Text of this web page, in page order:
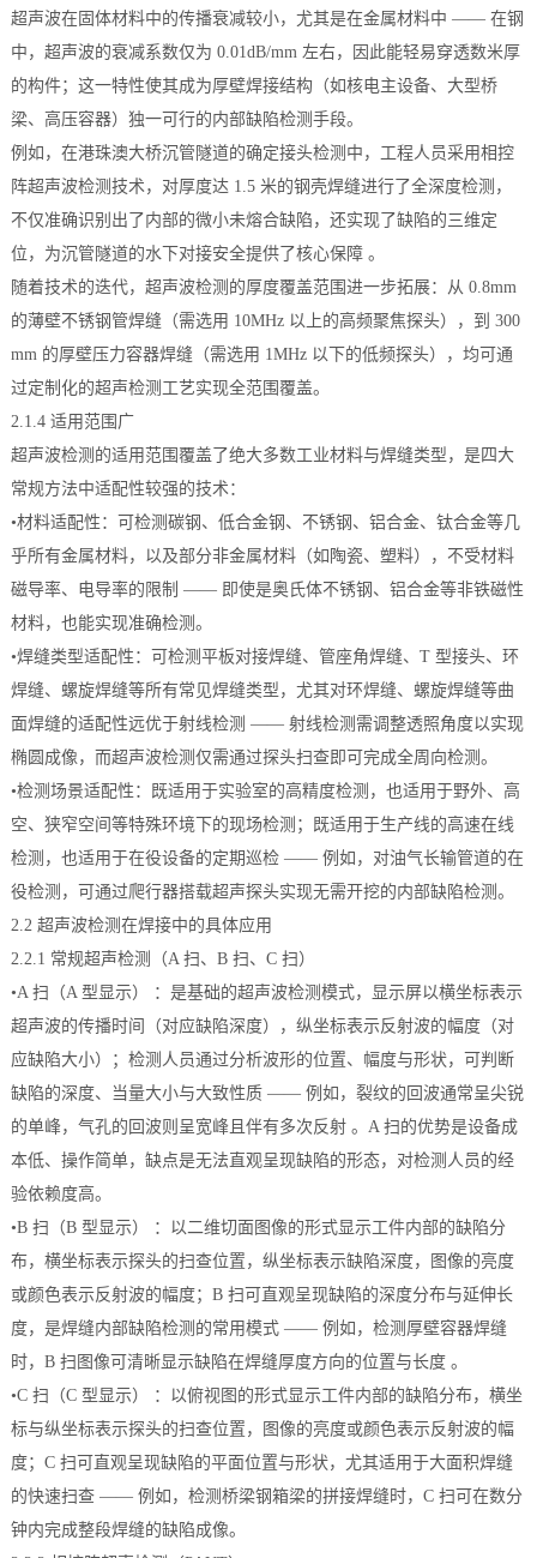
超声波在固体材料中的传播衰减较小，尤其是在金属材料中 —— 在钢
中，超声波的衰减系数仅为 0.01dB/mm 左右，因此能轻易穿透数米厚
的构件；这一特性使其成为厚壁焊接结构（如核电主设备、大型桥
梁、高压容器）独一可行的内部缺陷检测手段。
例如，在港珠澳大桥沉管隧道的确定接头检测中，工程人员采用相控
阵超声波检测技术，对厚度达 1.5 米的钢壳焊缝进行了全深度检测，
不仅准确识别出了内部的微小未熔合缺陷，还实现了缺陷的三维定
位，为沉管隧道的水下对接安全提供了核心保障 。
随着技术的迭代，超声波检测的厚度覆盖范围进一步拓展：从 0.8mm
的薄壁不锈钢管焊缝（需选用 10MHz 以上的高频聚焦探头），到 300
mm 的厚壁压力容器焊缝（需选用 1MHz 以下的低频探头），均可通
过定制化的超声检测工艺实现全范围覆盖。
2.1.4 适用范围广
超声波检测的适用范围覆盖了绝大多数工业材料与焊缝类型，是四大
常规方法中适配性较强的技术：
•材料适配性：可检测碳钢、低合金钢、不锈钢、铝合金、钛合金等几
乎所有金属材料，以及部分非金属材料（如陶瓷、塑料），不受材料
磁导率、电导率的限制 —— 即使是奥氏体不锈钢、铝合金等非铁磁性
材料，也能实现准确检测。
•焊缝类型适配性：可检测平板对接焊缝、管座角焊缝、T 型接头、环
焊缝、螺旋焊缝等所有常见焊缝类型，尤其对环焊缝、螺旋焊缝等曲
面焊缝的适配性远优于射线检测 —— 射线检测需调整透照角度以实现
椭圆成像，而超声波检测仅需通过探头扫查即可完成全周向检测。
•检测场景适配性：既适用于实验室的高精度检测，也适用于野外、高
空、狭窄空间等特殊环境下的现场检测；既适用于生产线的高速在线
检测，也适用于在役设备的定期巡检 —— 例如，对油气长输管道的在
役检测，可通过爬行器搭载超声探头实现无需开挖的内部缺陷检测。
2.2 超声波检测在焊接中的具体应用
2.2.1 常规超声检测（A 扫、B 扫、C 扫）
•A 扫（A 型显示） ：是基础的超声波检测模式，显示屏以横坐标表示
超声波的传播时间（对应缺陷深度），纵坐标表示反射波的幅度（对
应缺陷大小）；检测人员通过分析波形的位置、幅度与形状，可判断
缺陷的深度、当量大小与大致性质 —— 例如，裂纹的回波通常呈尖锐
的单峰，气孔的回波则呈宽峰且伴有多次反射 。A 扫的优势是设备成
本低、操作简单，缺点是无法直观呈现缺陷的形态，对检测人员的经
验依赖度高。
•B 扫（B 型显示） ：以二维切面图像的形式显示工件内部的缺陷分
布，横坐标表示探头的扫查位置，纵坐标表示缺陷深度，图像的亮度
或颜色表示反射波的幅度；B 扫可直观呈现缺陷的深度分布与延伸长
度，是焊缝内部缺陷检测的常用模式 —— 例如，检测厚壁容器焊缝
时，B 扫图像可清晰显示缺陷在焊缝厚度方向的位置与长度 。
•C 扫（C 型显示） ：以俯视图的形式显示工件内部的缺陷分布，横坐
标与纵坐标表示探头的扫查位置，图像的亮度或颜色表示反射波的幅
度；C 扫可直观呈现缺陷的平面位置与形状，尤其适用于大面积焊缝
的快速扫查 —— 例如，检测桥梁钢箱梁的拼接焊缝时，C 扫可在数分
钟内完成整段焊缝的缺陷成像。